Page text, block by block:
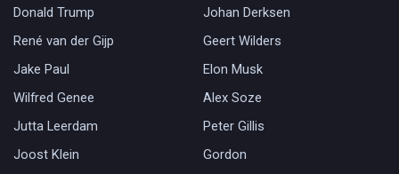
Donald Trump
Johan Derksen
René van der Gijp
Geert Wilders
Jake Paul
Elon Musk
Wilfred Genee
Alex Soze
Jutta Leerdam
Peter Gillis
Joost Klein
Gordon